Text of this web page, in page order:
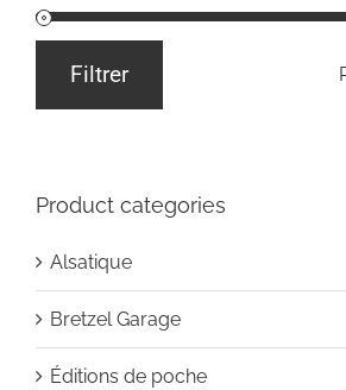
Filtrer
Product categories
Alsatique
Bretzel Garage
Éditions de poche